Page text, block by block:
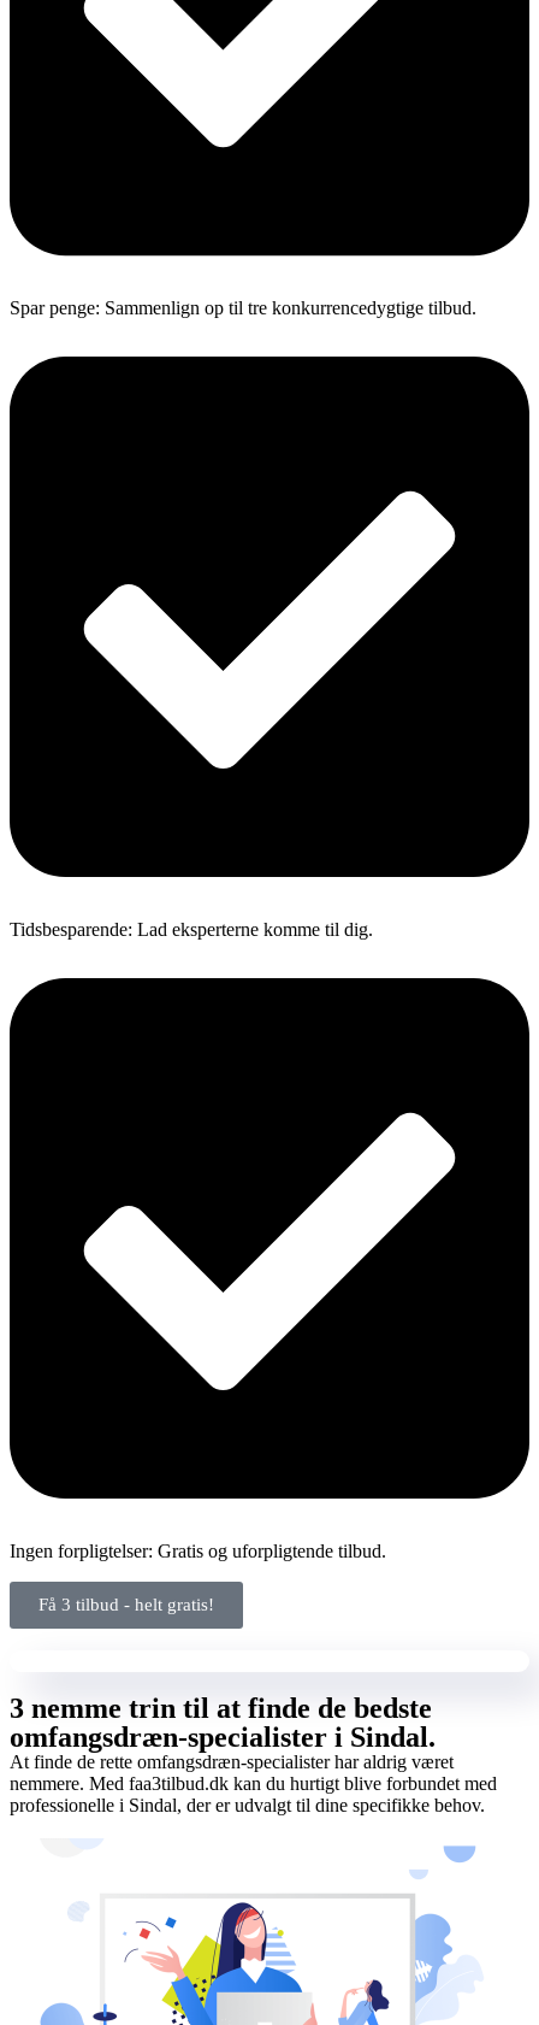
Spar penge: Sammenlign op til tre konkurrencedygtige tilbud.
Tidsbesparende: Lad eksperterne komme til dig.
Ingen forpligtelser: Gratis og uforpligtende tilbud.
Få 3 tilbud - helt gratis!
3 nemme trin til at finde de bedste
omfangsdræn-specialister i Sindal.
At finde de rette omfangsdræn-specialister har aldrig været
nemmere. Med faa3tilbud.dk kan du hurtigt blive forbundet med
professionelle i Sindal, der er udvalgt til dine specifikke behov.